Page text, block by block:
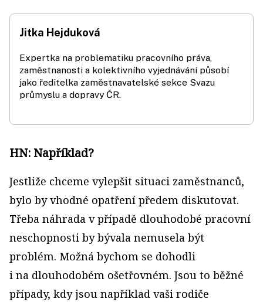
Jitka Hejduková
Expertka na problematiku pracovního práva,
zaměstnanosti a kolektivního vyjednávání působí
jako ředitelka zaměstnavatelské sekce Svazu
průmyslu a dopravy ČR.
HN: Například?
Jestliže chceme vylepšit situaci zaměstnanců,
bylo by vhodné opatření předem diskutovat.
Třeba náhrada v případě dlouhodobé pracovní
neschopnosti by bývala nemusela být
problém. Možná bychom se dohodli
i na dlouhodobém ošetřovném. Jsou to běžné
případy, kdy jsou například vaši rodiče